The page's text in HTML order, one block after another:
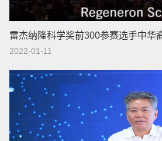
雷杰纳隆科学奖前300参赛选手中华
2022-01-11